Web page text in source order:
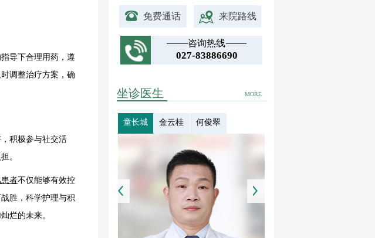
导下合理用药，遵
调整治疗方案，确
积极参与社交活
。
者不仅能够有效控
胜，科学护理与积
烂的未来。
免费通话 来院路线
咨询热线
027-83886690
MORE
坐诊医生
童长城 金云桂 何俊翠